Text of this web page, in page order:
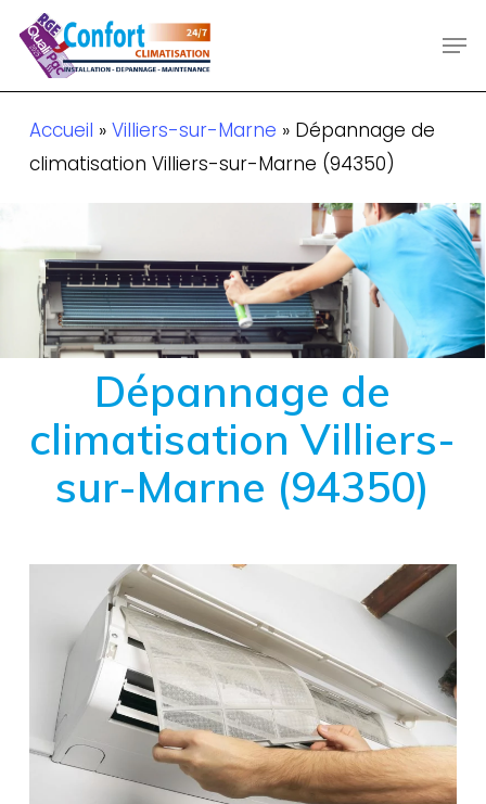
Skip
main
content
Accueil » Villiers-sur-Marne » Dépannage de
climatisation Villiers-sur-Marne (94350)
Dépannage de
climatisation Villiers-
sur-Marne (94350)